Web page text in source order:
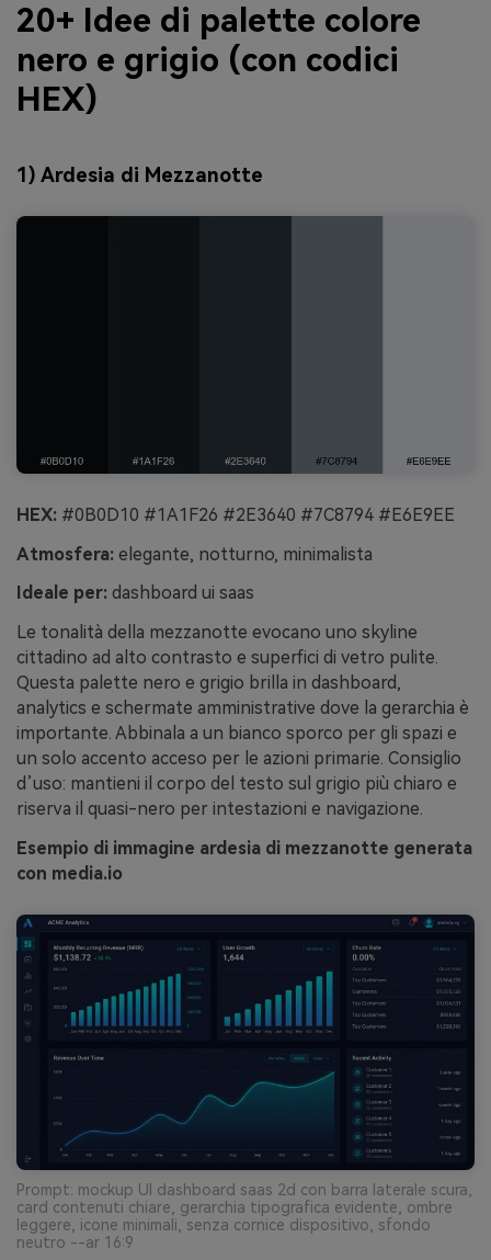
20+ Idee di palette colore
nero e grigio (con codici
HEX)
1) Ardesia di Mezzanotte
HEX: #0B0D10 #1A1F26 #2E3640 #7C8794 #E6E9EE
Atmosfera: elegante, notturno, minimalista
Ideale per: dashboard ui saas
Le tonalità della mezzanotte evocano uno skyline
cittadino ad alto contrasto e superfici di vetro pulite.
Questa palette nero e grigio brilla in dashboard,
analytics e schermate amministrative dove la gerarchia è
importante. Abbinala a un bianco sporco per gli spazi e
un solo accento acceso per le azioni primarie. Consiglio
d’uso: mantieni il corpo del testo sul grigio più chiaro e
riserva il quasi-nero per intestazioni e navigazione.
Esempio di immagine ardesia di mezzanotte generata
con media.io
Prompt: mockup UI dashboard saas 2d con barra laterale scura,
card contenuti chiare, gerarchia tipografica evidente, ombre
leggere, icone minimali, senza cornice dispositivo, sfondo
neutro --ar 16:9